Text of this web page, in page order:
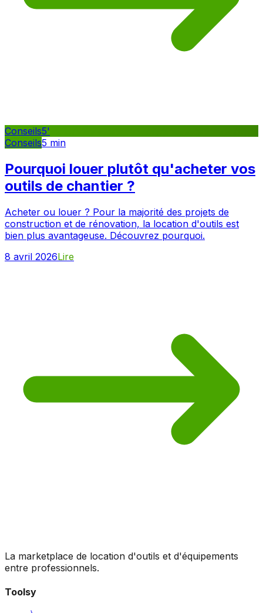
Conseils5'
Conseils5 min
Pourquoi louer plutôt qu'acheter vos
outils de chantier ?
Acheter ou louer ? Pour la majorité des projets de
construction et de rénovation, la location d'outils est
bien plus avantageuse. Découvrez pourquoi.
8 avril 2026Lire
La marketplace de location d'outils et d'équipements
entre professionnels.
Toolsy